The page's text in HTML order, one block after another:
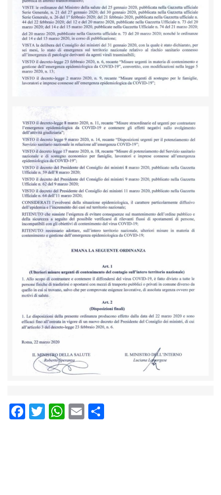
Facebook
Twitter
WhatsApp
Email